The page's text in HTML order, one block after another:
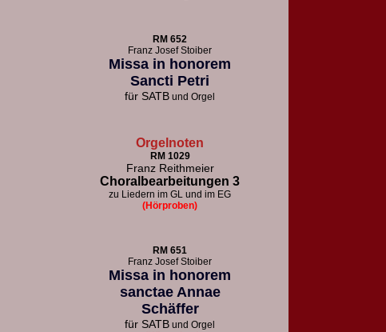
RM 652
Franz Josef Stoiber
Missa in honorem
Sancti Petri
für SATB und Orgel
Orgelnoten
RM 1029
Franz Reithmeier
Choralbearbeitungen 3
zu Liedern im GL und im EG
(Hörproben)
RM 651
Franz Josef Stoiber
Missa in honorem
sanctae Annae
Schäffer
für SATB und Orgel